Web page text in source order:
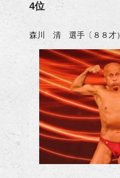
4位
森川 清 選手〔８８才